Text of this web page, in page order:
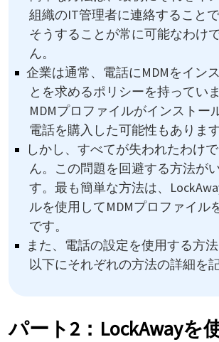
組織のIT管理者に連絡することで
そうすることが常に可能なわけ
ん。
企業は通常、電話にMDMをイン
とを求めるポリシーを持ってい
MDMプロファイルがインストー
電話を購入した可能性もあります
しかし、すべてが失われたわけ
ん。この問題を回避する方法が
す。最も簡単な方法は、
ルを使用してMDMプロファイル
です。
また、電話の設定を使用する方法
以下にそれぞれの方法の詳細を
パート2：LockAwayを